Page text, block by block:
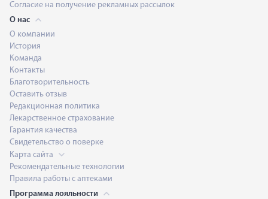
Согласие на получение рекламных рассылок
О нас
О компании
История
Команда
Контакты
Благотворительность
Оставить отзыв
Редакционная политика
Лекарственное страхование
Гарантия качества
Свидетельство о поверке
Карта сайта
Рекомендательные технологии
Правила работы с аптеками
Программа лояльности